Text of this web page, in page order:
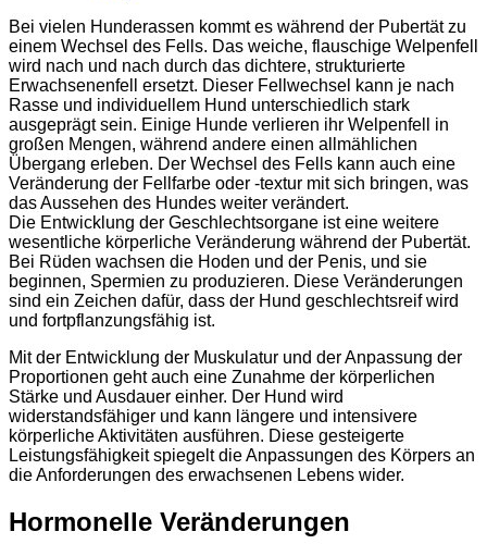
Bei vielen Hunderassen kommt es während der Pubertät zu
einem Wechsel des Fells. Das weiche, flauschige Welpenfell
wird nach und nach durch das dichtere, strukturierte
Erwachsenenfell ersetzt. Dieser Fellwechsel kann je nach
Rasse und individuellem Hund unterschiedlich stark
ausgeprägt sein. Einige Hunde verlieren ihr Welpenfell in
großen Mengen, während andere einen allmählichen
Übergang erleben. Der Wechsel des Fells kann auch eine
Veränderung der Fellfarbe oder -textur mit sich bringen, was
das Aussehen des Hundes weiter verändert.
Die Entwicklung der Geschlechtsorgane ist eine weitere
wesentliche körperliche Veränderung während der Pubertät.
Bei Rüden wachsen die Hoden und der Penis, und sie
beginnen, Spermien zu produzieren. Diese Veränderungen
sind ein Zeichen dafür, dass der Hund geschlechtsreif wird
und fortpflanzungsfähig ist.
Mit der Entwicklung der Muskulatur und der Anpassung der
Proportionen geht auch eine Zunahme der körperlichen
Stärke und Ausdauer einher. Der Hund wird
widerstandsfähiger und kann längere und intensivere
körperliche Aktivitäten ausführen. Diese gesteigerte
Leistungsfähigkeit spiegelt die Anpassungen des Körpers an
die Anforderungen des erwachsenen Lebens wider.
Hormonelle Veränderungen